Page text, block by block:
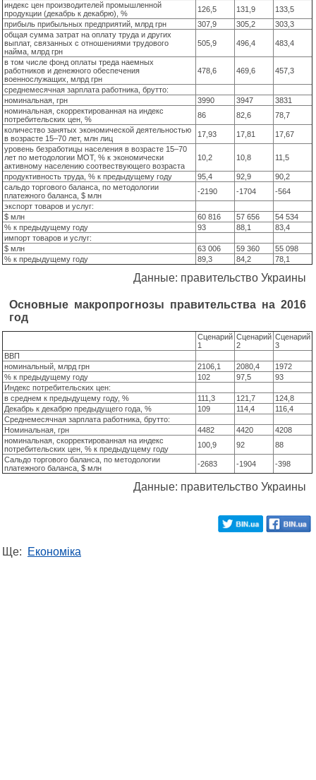
индекс цен производителей промышленной
продукции (декабрь к декабрю), %
126,5 131,9
133,5
прибыль прибыльных предприятий, млрд грн
307,9 305,2
303,3
общая сумма затрат на оплату труда и других
выплат, связанных с отношениями трудового
найма, млрд грн
505,9 496,4 483,4
в том числе фонд оплаты треда наемных
работников и денежного обеспечения
военнослужащих, млрд грн
478,6 469,6 457,3
среднемесячная зарплата работника, брутто:
номинальная, грн
3990 3947
3831
номинальная, скорректированная на индекс
потребительских цен, %
86 82,6
78,7
количество занятых экономической деятельностью
в возрасте 15–70 лет, млн лиц
17,93 17,81
17,67
уровень безработицы населения в возрасте 15–70
лет по методологии МОТ, % к экономически
активному населению соотвествующего возраста
10,2 10,8 11,5
продуктивность труда, % к предыдущему году 95,4 92,9
90,2
сальдо торгового баланса, по методологии
платежного баланса, $ млн
-2190 -1704
-564
экспорт товаров и услуг:
$ млн
60 816 57 656
54 534
% к предыдущему году
93 88,1
83,4
импорт товаров и услуг:
$ млн
63 006 59 360
55 098
% к предыдущему году
89,3 84,2 78,1
Данные: правительство Украины
Основные макропрогнозы правительства на 2016
год
Сценарий
1
Сценарий
2
Сценарий
3
ВВП
номинальный, млрд грн
2106,1 2080,4
1972
% к предыдущему году
102 97,5
93
Индекс потребительских цен:
в среднем к предыдущему году, %
111,3 121,7
124,8
Декабрь к декабрю предыдущего года, %
109 114,4
116,4
Среднемесячная зарплата работника, брутто:
Номинальная, грн
4482 4420
4208
номинальная, скорректированная на индекс
потребительских цен, % к предыдущему году
100,9 92
88
Сальдо торгового баланса, по методологии
платежного баланса, $ млн
-2683 -1904 -398
Данные: правительство Украины
Ще: Економіка